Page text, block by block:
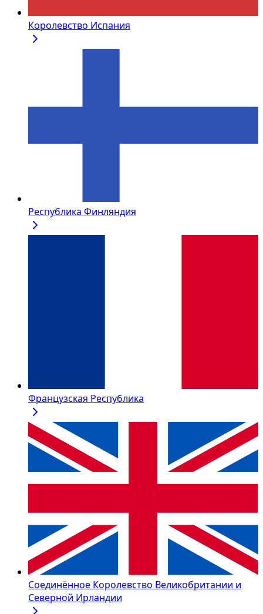
Королевство Испания
Республика Финляндия
Французская Республика
Соединённое Королевство Великобритании и
Северной Ирландии